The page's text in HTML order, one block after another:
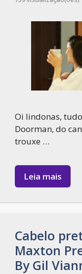
Oi lindonas,
Doorman, do
trouxe …
Leia mais
Cabelo
Maxton
By Gil